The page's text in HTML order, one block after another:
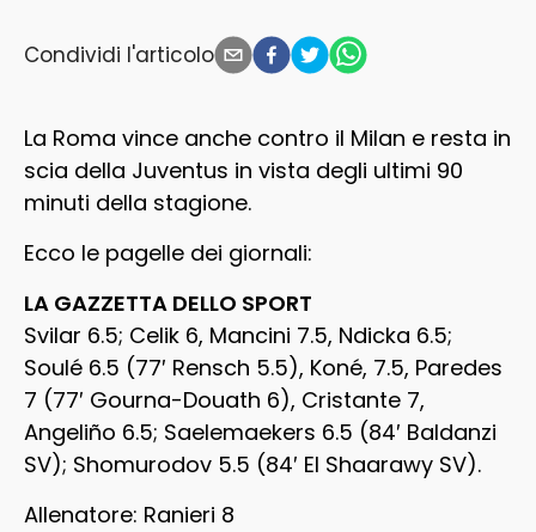
Condividi l'articolo
La Roma vince anche contro il Milan e resta in
scia della Juventus in vista degli ultimi 90
minuti della stagione.
Ecco le pagelle dei giornali:
LA GAZZETTA DELLO SPORT
Svilar 6.5; Celik 6, Mancini 7.5, Ndicka 6.5;
Soulé 6.5 (77′ Rensch 5.5), Koné, 7.5, Paredes
7 (77′ Gourna-Douath 6), Cristante 7,
Angeliño 6.5; Saelemaekers 6.5 (84′ Baldanzi
SV); Shomurodov 5.5 (84′ El Shaarawy SV).
Allenatore: Ranieri 8